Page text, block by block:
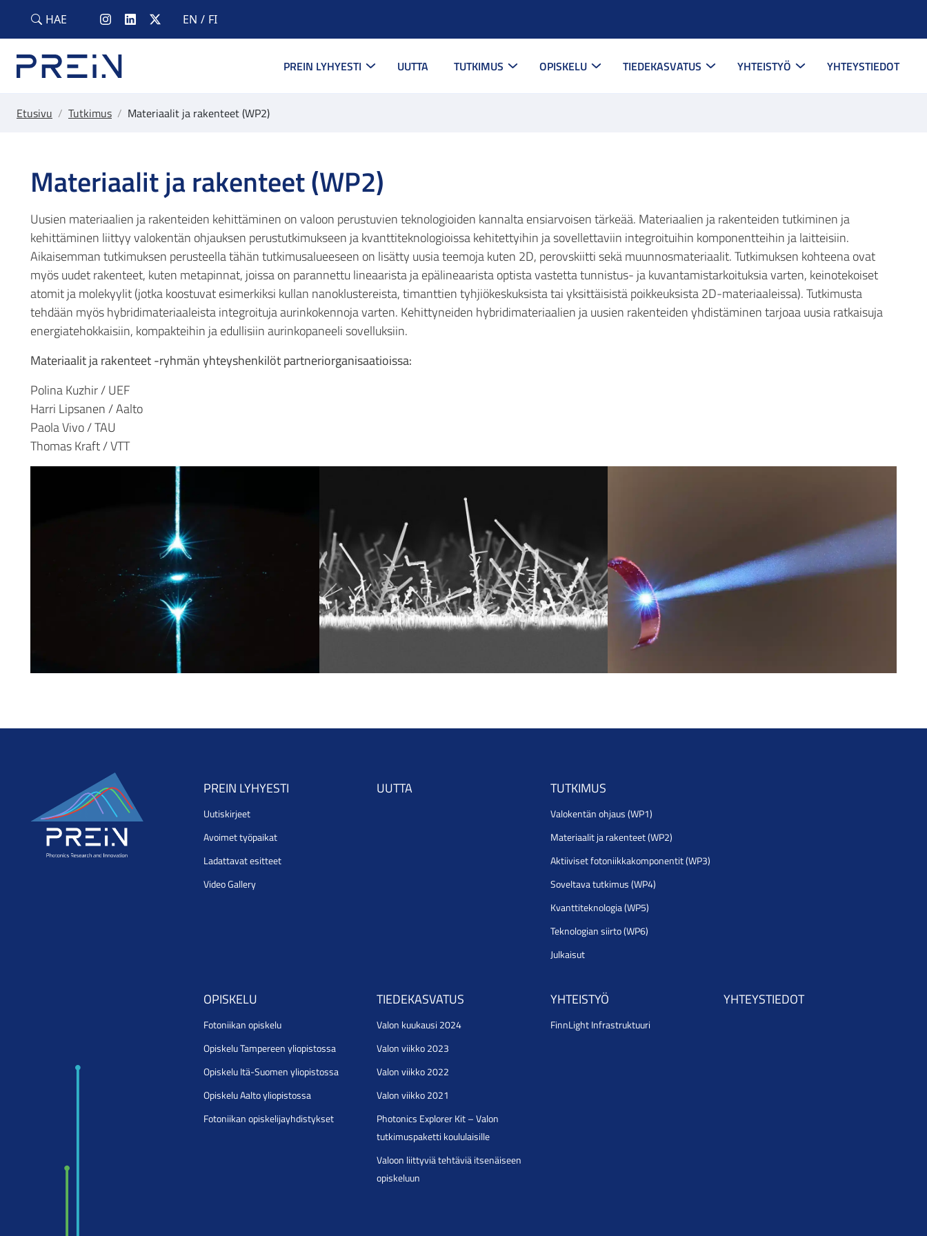
HAE EN FI
PREIN LYHYESTI UUTTA TUTKIMUS OPISKELU TIEDEKASVATUS YHTEISTYÖ YHTEYSTIEDOT
Etusivu / Tutkimus / Materiaalit ja rakenteet (WP2)
Materiaalit ja rakenteet (WP2)
Uusien materiaalien ja rakenteiden kehittäminen on valoon perustuvien teknologioiden kannalta ensiarvoisen tärkeää. Materiaalien ja rakenteiden tutkiminen ja
kehittäminen liittyy valokentän ohjauksen perustutkimukseen ja kvanttiteknologioissa kehitettyihin ja sovellettaviin integroituihin komponentteihin ja laitteisiin.
Aikaisemman tutkimuksen perusteella tähän tutkimusalueeseen on lisätty uusia teemoja kuten 2D, perovskiitti sekä muunnosmateriaalit. Tutkimuksen kohteena ovat
myös uudet rakenteet, kuten metapinnat, joissa on parannettu lineaarista ja epälineaarista optista vastetta tunnistus- ja kuvantamistarkoituksia varten, keinotekoiset
atomit ja molekyylit (jotka koostuvat esimerkiksi kullan nanoklustereista, timanttien tyhjiökeskuksista tai yksittäisistä poikkeuksista 2D-materiaaleissa). Tutkimusta
tehdään myös hybridimateriaaleista integroituja aurinkokennoja varten. Kehittyneiden hybridimateriaalien ja uusien rakenteiden yhdistäminen tarjoaa uusia ratkaisuja
energiatehokkaisiin, kompakteihin ja edullisiin aurinkopaneeli sovelluksiin.
Materiaalit ja rakenteet -ryhmän yhteyshenkilöt partneriorganisaatioissa:
Polina Kuzhir / UEF
Harri Lipsanen / Aalto
Paola Vivo / TAU
Thomas Kraft / VTT
PREIN LYHYESTI
Uutiskirjeet
Avoimet työpaikat
Ladattavat esitteet
Video Gallery
UUTTA TUTKIMUS
Valokentän ohjaus (WP1)
Materiaalit ja rakenteet (WP2)
Aktiiviset fotoniikkakomponentit (WP3)
Soveltava tutkimus (WP4)
Kvanttiteknologia (WP5)
Teknologian siirto (WP6)
Julkaisut
OPISKELU
Fotoniikan opiskelu
Opiskelu Tampereen yliopistossa
Opiskelu Itä-Suomen yliopistossa
Opiskelu Aalto yliopistossa
Fotoniikan opiskelijayhdistykset
TIEDEKASVATUS
Valon kuukausi 2024
Valon viikko 2023
Valon viikko 2022
Valon viikko 2021
Photonics Explorer Kit – Valon
tutkimuspaketti koululaisille
Valoon liittyviä tehtäviä itsenäiseen
opiskeluun
YHTEISTYÖ
FinnLight Infrastruktuuri
YHTEYSTIEDOT